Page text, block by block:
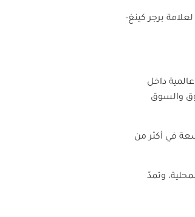
برجر كينغ-
داخل
والسوق
في أكثر من
وتمدّ